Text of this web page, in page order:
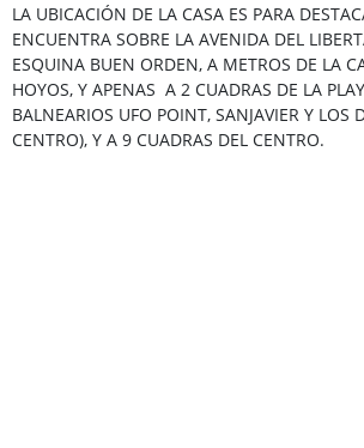
LA UBICACIÓN DE LA CASA ES PARA
ENCUENTRA SOBRE LA AVENIDA DEL
ESQUINA BUEN ORDEN, A METROS DE LA
HOYOS, Y APENAS A 2 CUADRAS DE LA
BALNEARIOS UFO POINT, SANJAVIER Y LOS
CENTRO), Y A 9 CUADRAS DEL CENTRO.